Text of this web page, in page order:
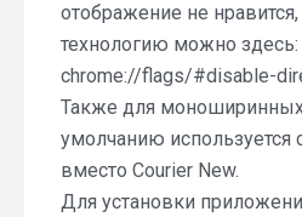
отображение не
технологию можно здесь:
chrome://flags/#disable-
Также для
умолчанию используется
вместо Courier New.
Для установки